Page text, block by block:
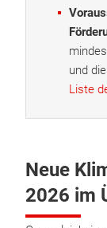
und
Liste
Neue
2026 im